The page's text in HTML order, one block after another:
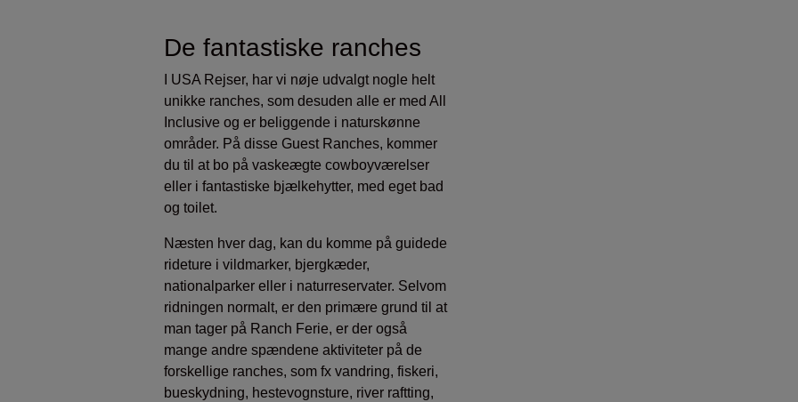
De fantastiske ranches
I USA Rejser, har vi nøje udvalgt nogle helt
unikke ranches, som desuden alle er med All
Inclusive og er beliggende i naturskønne
områder. På disse Guest Ranches, kommer
du til at bo på vaskeægte cowboyværelser
eller i fantastiske bjælkehytter, med eget bad
og toilet.
Næsten hver dag, kan du komme på guidede
rideture i vildmarker, bjergkæder,
nationalparker eller i naturreservater. Selvom
ridningen normalt, er den primære grund til at
man tager på Ranch Ferie, er der også
mange andre spændene aktiviteter på de
forskellige ranches, som fx vandring, fiskeri,
bueskydning, hestevognsture, river raftting,